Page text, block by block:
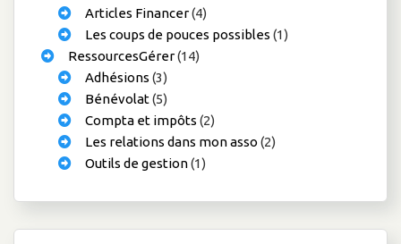
Articles Financer(4)
Les coups de pouces possibles (1)
RessourcesGérer(14)
Adhésions (3)
Bénévolat(5)
Compta et impôts (2)
Les relations dans mon asso (2)
Outils de gestion(1)